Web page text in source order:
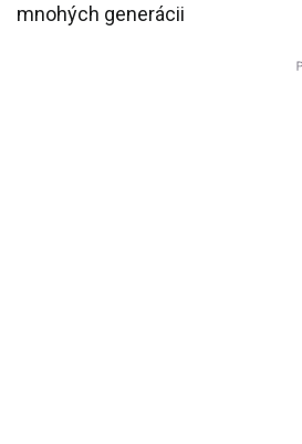
mnohých generácii